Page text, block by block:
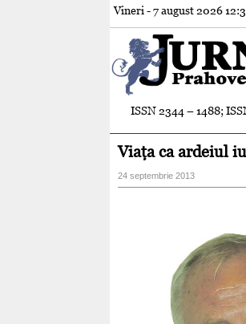
Vineri - 7 august 2026
ISSN 2344 – 1488;
Viaţa ca ardeiul
24 septembrie 2013